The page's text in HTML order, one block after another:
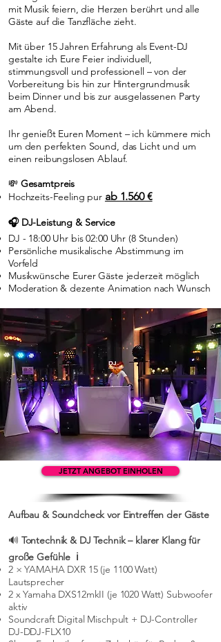
mit Musik feiern, die Herzen berührt und alle
Gäste auf die Tanzfläche zieht.
Mit über 15 Jahren Erfahrung als Event-DJ
gestalte ich Eure Feier individuell,
stimmungsvoll und professionell – von der
Vorbereitung bis hin zur Hintergrundmusik
beim Dinner und bis zur ausgelassenen Party
am Abend.
Ihr genießt Euren Moment – ich kümmere mich
um den perfekten Sound, das Licht und um
einen reibungslosen Ablauf.
💸 Gesamtpreis
Hochzeits-Feeling pur ab 1.560 €
🎧 DJ-Leistung & Service
DJ - 18:00 Uhr bis 02:00 Uhr (8 Stunden)
Persönliche musikalische Abstimmung im
Vorfeld
Musikwünsche Eurer Gäste jederzeit möglich
Moderation & dezente Animation nach Wunsch
JETZT ANGEBOT EINHOLEN
Aufbau & Soundcheck vor Eintreffen der Gäste
🔊 Tontechnik & DJ Technik – klarer Klang für
große Gefühle ℹ️
2 × YAMAHA DXR 15 (je 1100 Watt)
Lautsprecher
2 x Yamaha DXS12mkII (je 1020 Watt) Subwoofer
aktiv
Soundcraft Digital Mischpult + DJ-Controller
DJ-DDJ-FLX10